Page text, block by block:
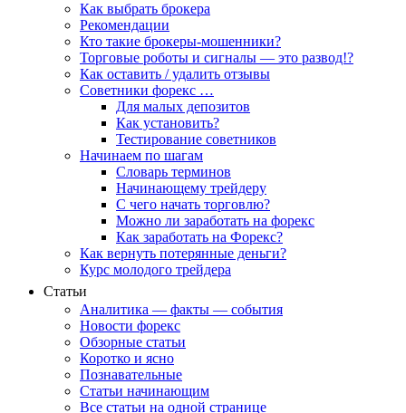
Как выбрать брокера
Рекомендации
Кто такие брокеры-мошенники?
Торговые роботы и сигналы — это развод!?
Как оставить / удалить отзывы
Советники форекс …
Для малых депозитов
Как установить?
Тестирование советников
Начинаем по шагам
Словарь терминов
Начинающему трейдеру
С чего начать торговлю?
Можно ли заработать на форекс
Как заработать на Форекс?
Как вернуть потерянные деньги?
Курс молодого трейдера
Статьи
Аналитика — факты — события
Новости форекс
Обзорные статьи
Коротко и ясно
Познавательные
Статьи начинающим
Все статьи на одной странице